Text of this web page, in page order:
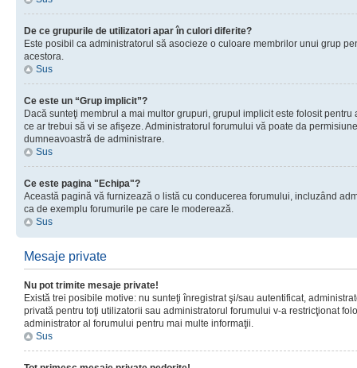
De ce grupurile de utilizatori apar în culori diferite?
Este posibil ca administratorul să asocieze o culoare membrilor unui grup
acestora.
Sus
Ce este un “Grup implicit”?
Dacă sunteţi membrul a mai multor grupuri, grupul implicit este folosit
ce ar trebui să vi se afişeze. Administratorul forumului vă poate da
dumneavoastră de administrare.
Sus
Ce este pagina "Echipa"?
Această pagină vă furnizează o listă cu conducerea forumului, incluzând
ca de exemplu forumurile pe care le moderează.
Sus
Mesaje private
Nu pot trimite mesaje private!
Există trei posibile motive: nu sunteţi înregistrat şi/sau autentificat,
privată pentru toţi utilizatorii sau administratorul forumului v-a restricţionat
administrator al forumului pentru mai multe informaţii.
Sus